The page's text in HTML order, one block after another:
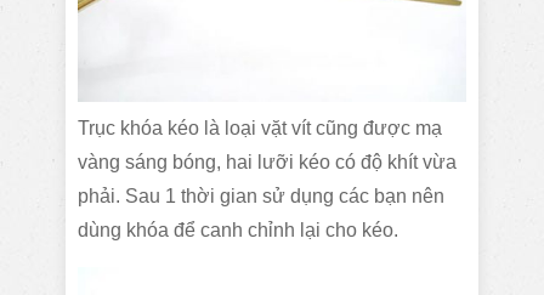
Trục khóa kéo là loại vặt vít cũng được mạ
vàng sáng bóng, hai lưỡi kéo có độ khít vừa
phải. Sau 1 thời gian sử dụng các bạn nên
dùng khóa để canh chỉnh lại cho kéo.